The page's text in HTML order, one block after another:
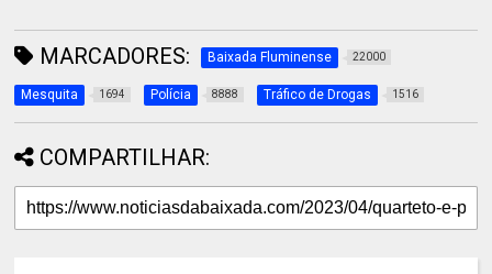
MARCADORES: Baixada Fluminense 22000
Mesquita 1694 Polícia 8888 Tráfico de Drogas 1516
COMPARTILHAR: